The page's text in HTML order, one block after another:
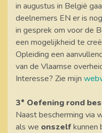
in augustus in België
deelnemers EN er is
in gesprek om voor de
een mogelijkheid te
Opleiding een
van de Vlaamse
Interesse? Zie mijn
3* Oefening rond
Naast bescherming via
als we onszelfkunnen